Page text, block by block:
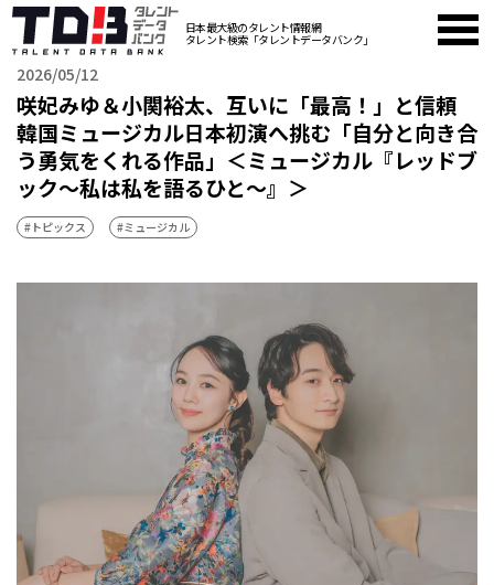
日本最大級のタレント情報網
タレント検索「タレントデータバンク」
2026/05/12
咲妃みゆ＆小関裕太、互いに「最高！」と信頼
韓国ミュージカル日本初演へ挑む「自分と向き合
う勇気をくれる作品」＜ミュージカル『レッドブ
ック〜私は私を語るひと〜』＞
#トピックス #ミュージカル